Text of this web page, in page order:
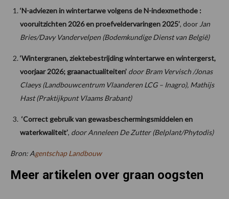
‘N-adviezen in wintertarwe volgens de N-indexmethode :
vooruitzichten 2026 en proefveldervaringen 2025’, door Jan
Bries/Davy Vandervelpen (Bodemkundige Dienst van België)
‘Wintergranen, ziektebestrijding wintertarwe en wintergerst,
voorjaar 2026; graanactualiteiten’ door Bram Vervisch /Jonas
Claeys (Landbouwcentrum Vlaanderen LCG – Inagro), Mathijs
Hast (Praktijkpunt Vlaams Brabant)
‘Correct gebruik van gewasbeschermingsmiddelen en
waterkwaliteit’, door Anneleen De Zutter (Belplant/Phytodis)
Bron: Agentschap Landbouw
Meer artikelen over graan oogsten